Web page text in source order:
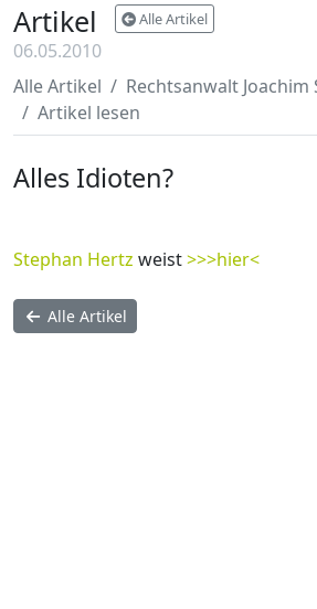
Artikel Alle Artikel
06.05.2010
Alle Artikel
Rechtsanwalt Joachim
Artikel lesen
Alles Idioten?
Stephan Hertz weist>>>hier<
Alle Artikel